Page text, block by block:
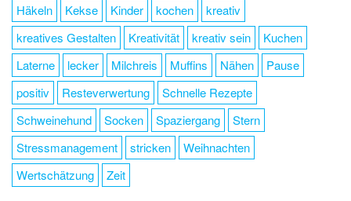
Häkeln
Kekse Kinder kochen
kreativ
kreatives Gestalten
Kreativität kreativ sein
Kuchen
Laterne
lecker Milchreis Muffins Nähen
Pause
positiv
Resteverwertung
Schnelle Rezepte
Schweinehund
Socken Spaziergang
Stern
Stressmanagement
stricken
Weihnachten
Wertschätzung
Zeit